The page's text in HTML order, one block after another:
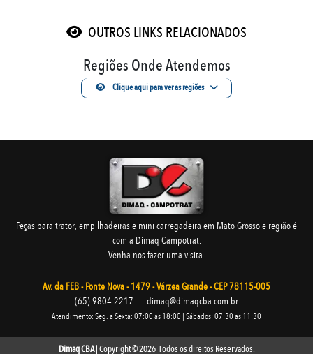
OUTROS LINKS RELACIONADOS
Regiões Onde Atendemos
Clique aqui para ver as regiões
Peças para trator, empilhadeiras e mini carregadeira em Mato Grosso e região é
com a Dimaq Campotrat.
Venha nos fazer uma visita.
Av. da FEB - Ponte Nova - 1479 - Várzea Grande - CEP 78115-005
(65) 9804-2217
- dimaq@dimaqcba.com.br
Atendimento: Seg. a Sexta: 07:00 as 18:00 | Sábados: 07:30 as 11:30
Dimaq CBA| Copyright © 2026 Todos os direitos Reservados.